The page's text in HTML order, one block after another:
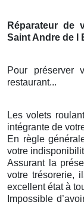
Réparateur de
Saint Andre de l
Pour préserver
restaurant...
Les volets
intégrante de
En règle
votre
Assurant la
votre trésorerie,
excellent état à
Impossible